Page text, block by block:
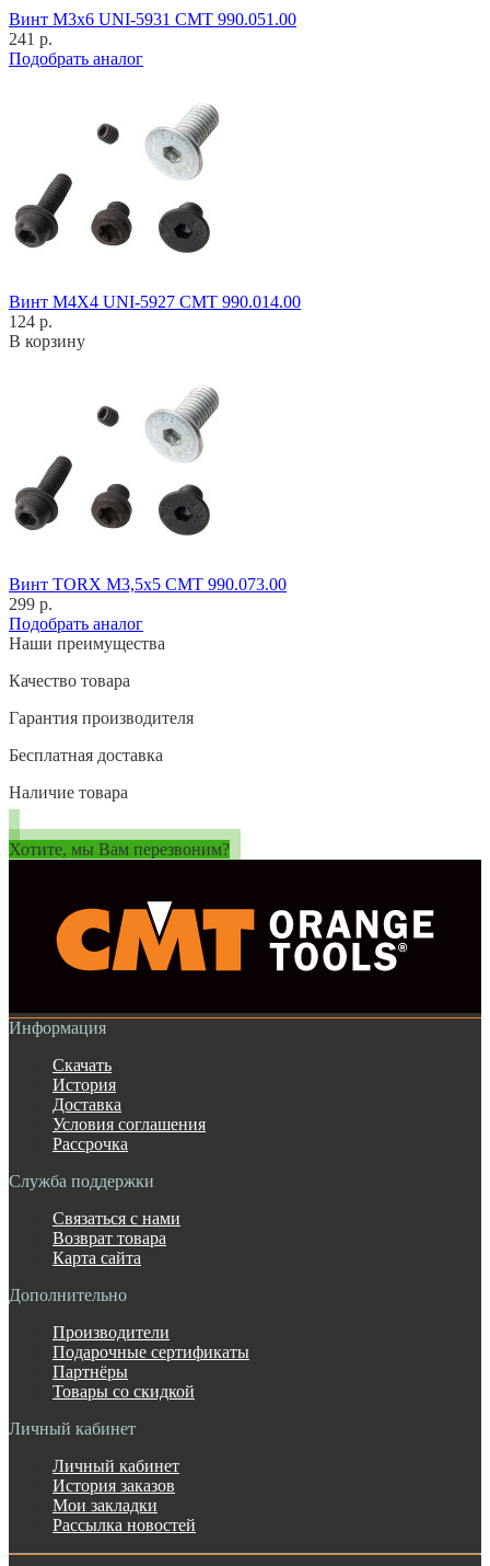
Винт M3x6 UNI-5931 CMT 990.051.00
241 р.
Подобрать аналог
Винт M4X4 UNI-5927 CMT 990.014.00
124 р.
В корзину
Винт TORX M3,5x5 CMT 990.073.00
299 р.
Подобрать аналог
Наши преимущества
Качество товара
Гарантия производителя
Бесплатная доставка
Наличие товара
Хотите, мы Вам перезвоним?
Информация
Скачать
История
Доставка
Условия соглашения
Рассрочка
Служба поддержки
Связаться с нами
Возврат товара
Карта сайта
Дополнительно
Производители
Подарочные сертификаты
Партнёры
Товары со скидкой
Личный кабинет
Личный кабинет
История заказов
Мои закладки
Рассылка новостей